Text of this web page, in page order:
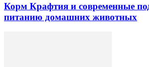
Корм Крафтия и современные
питанию домашних животных